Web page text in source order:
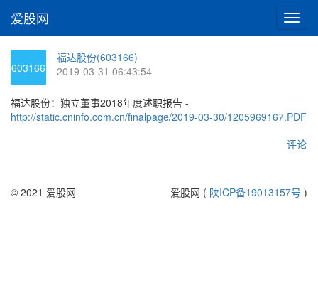
切
换
爱股网
603166
福达股份(603166)
2019-03-31 06:43:54
福达股份：独立董事2018年度述职报告 -
http://static.cninfo.com.cn/finalpage/2019-03-30/1205969167.PDF
评论
© 2021 爱股网 爱股网 ( 陕ICP备19013157号 )